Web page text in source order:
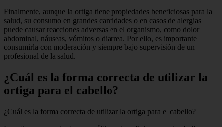
Finalmente, aunque la ortiga tiene propiedades beneficiosas para la
salud, su consumo en grandes cantidades o en casos de alergias
puede causar reacciones adversas en el organismo, como dolor
abdominal, náuseas, vómitos o diarrea. Por ello, es importante
consumirla con moderación y siempre bajo supervisión de un
profesional de la salud.
¿Cuál es la forma correcta de utilizar la
ortiga para el cabello?
¿Cuál es la forma correcta de utilizar la ortiga para el cabello?